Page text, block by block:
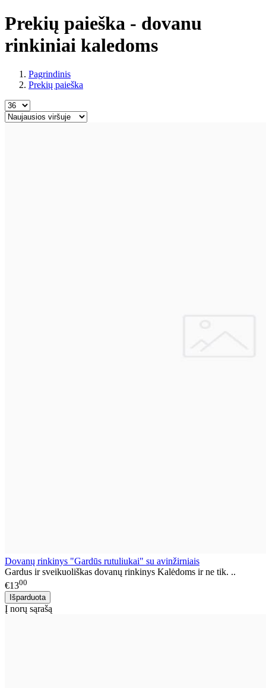
Prekių paieška - dovanu
rinkiniai kaledoms
Pagrindinis
Prekių paieška
Dovanų rinkinys "Gardūs rutuliukai" su avinžirniais
Gardus ir sveikuoliškas dovanų rinkinys Kalėdoms ir ne tik. ..
€1300
Į norų sąrašą